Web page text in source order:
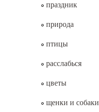
праздник
природа
птицы
расслабься
цветы
щенки и собаки